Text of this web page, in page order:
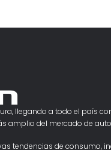
llegando a todo el país
amplio del mercado de
tendencias de consumo,